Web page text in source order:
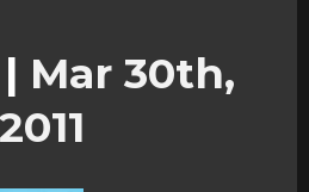
| Mar 30th,
2011